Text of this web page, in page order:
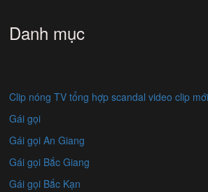
Danh mục
Clip nóng TV tổng hợp scandal video clip
Gái gọi
Gái gọi An Giang
Gái gọi Bắc Giang
Gái gọi Bắc Kạn